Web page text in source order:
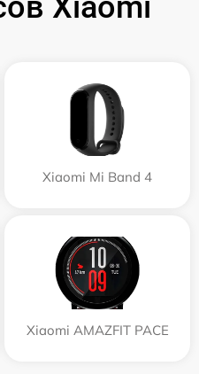
Xiaomi Mi Band 4
Xiaomi AMAZFIT PACE